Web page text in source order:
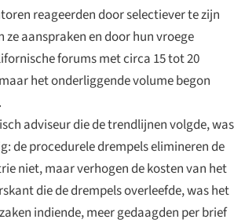
reageerden door selectiever te zijn
ze aanspraken en door hun vroege
forums met circa 15 tot 20
het onderliggende volume begon
adviseur die de trendlijnen volgde, was
de procedurele drempels elimineren de
niet, maar verhogen de kosten van het
die de drempels overleefde, was het
indiende, meer gedaagden per brief